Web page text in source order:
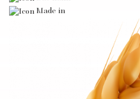
Made in